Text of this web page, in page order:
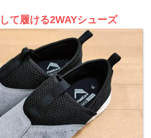
て履ける2WAYシューズ